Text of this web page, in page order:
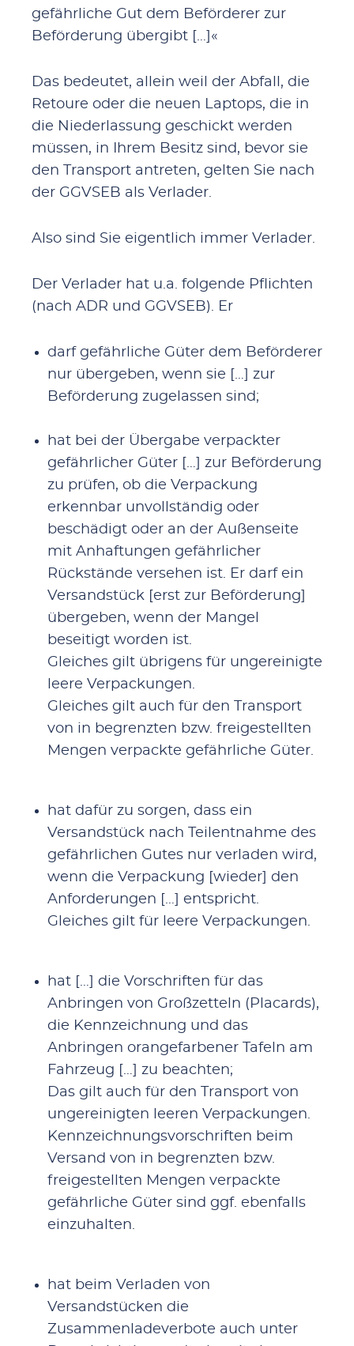
gefährliche Gut dem Beförderer zur
Beförderung übergibt […]«
Das bedeutet, allein weil der Abfall, die
Retoure oder die neuen Laptops, die in
die Niederlassung geschickt werden
müssen, in Ihrem Besitz sind, bevor sie
den Transport antreten, gelten Sie nach
der GGVSEB als Verlader.
Also sind Sie eigentlich immer Verlader.
Der Verlader hat u.a. folgende Pflichten
(nach ADR und GGVSEB). Er
darf gefährliche Güter dem Beförderer
nur übergeben, wenn sie […] zur
Beförderung zugelassen sind;
hat bei der Übergabe verpackter
gefährlicher Güter […] zur Beförderung
zu prüfen, ob die Verpackung
erkennbar unvollständig oder
beschädigt oder an der Außenseite
mit Anhaftungen gefährlicher
Rückstände versehen ist. Er darf ein
Versandstück [erst zur Beförderung]
übergeben, wenn der Mangel
beseitigt worden ist.
Gleiches gilt übrigens für ungereinigte
leere Verpackungen.
Gleiches gilt auch für den Transport
von in begrenzten bzw. freigestellten
Mengen verpackte gefährliche Güter.
hat dafür zu sorgen, dass ein
Versandstück nach Teilentnahme des
gefährlichen Gutes nur verladen wird,
wenn die Verpackung [wieder] den
Anforderungen […] entspricht.
Gleiches gilt für leere Verpackungen.
hat […] die Vorschriften für das
Anbringen von Großzetteln (Placards),
die Kennzeichnung und das
Anbringen orangefarbener Tafeln am
Fahrzeug […] zu beachten;
Das gilt auch für den Transport von
ungereinigten leeren Verpackungen.
Kennzeichnungsvorschriften beim
Versand von in begrenzten bzw.
freigestellten Mengen verpackte
gefährliche Güter sind ggf. ebenfalls
einzuhalten.
hat beim Verladen von
Versandstücken die
Zusammenladeverbote auch unter